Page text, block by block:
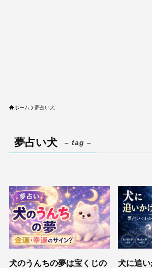
ホーム 夢占い犬
夢占い犬 – tag –
犬のうんちの夢は宝くじの
犬に追